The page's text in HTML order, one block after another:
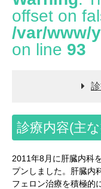
offset on
/var/www/
on line 93
診療内容(主
2011年8月に肝臓内科
プンしました。肝臓内
フェロン治療を積極的